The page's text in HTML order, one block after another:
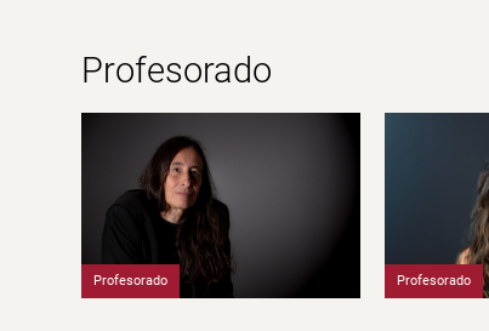
Profesorado
Profesorado Profesorado